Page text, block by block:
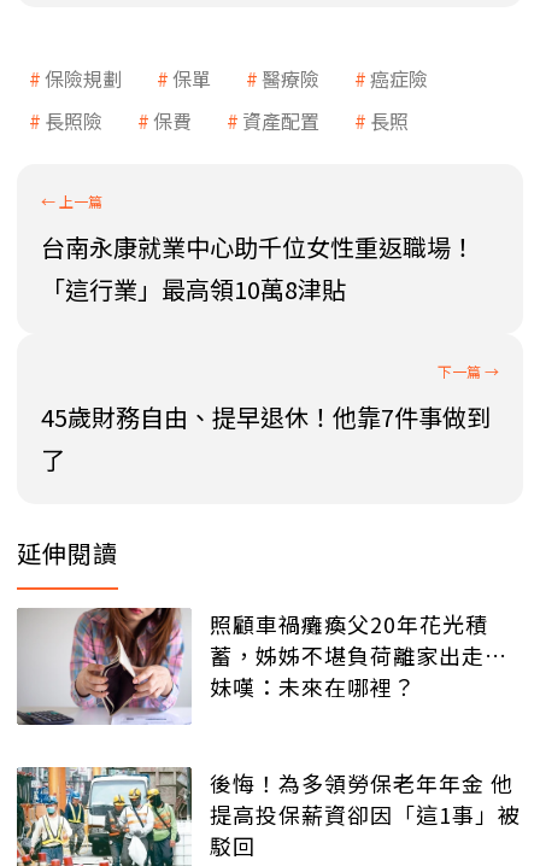
保險規劃 保單 醫療險
癌症險
長照險
保費 資產配置 長照
台南永康就業中心助千位女性重返職場！
「這行業」最高領10萬8津貼
45歲財務自由、提早退休！他靠7件事做到
了
延伸閱讀
照顧車禍癱瘓父20年花光積
蓄，姊姊不堪負荷離家出走…
妹嘆：未來在哪裡？
後悔！為多領勞保老年年金 他
提高投保薪資卻因「這1事」被
駁回